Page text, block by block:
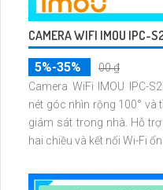
CAMERA WIFI IMOU IPC-
5%-35%
00 ₫
Camera WiFi IMOU IPC-
nét góc nhìn rộng 100° và
giám sát trong nhà. Hỗ trợ gọi video một chạm đàm thoại
hai chiều và kết nối Wi-Fi ổn
dễ lắp đặt cho gia đình và